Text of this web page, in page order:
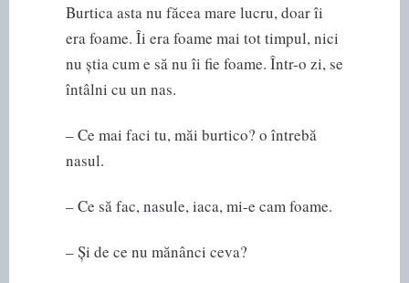
Burtica asta nu făcea mare lucru, doar îi
era foame. Îi era foame mai tot timpul, nici
nu știa cum e să nu îi fie foame. Într-o zi, se
întâlni cu un nas.
– Ce mai faci tu, măi burtico? o întrebă
nasul.
– Ce să fac, nasule, iaca, mi-e cam foame.
– Și de ce nu mănânci ceva?